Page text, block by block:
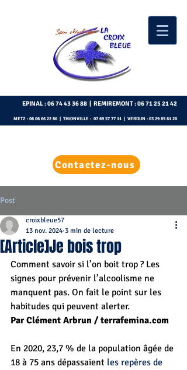
Contactez-nous
EPINAL :06 74 43 36 88 | REMIREMONT :06 71 25 21 42
METZ : 06 06 66 22 86| THIONVILLE : 07 69 57 77 11| VERDUN : 03 29 85 61 20
Post
[Article]Je bois trop
croixbleue57
13 nov. 2024 3 min de lecture
Comment savoir si l’on boit trop ? Les
signes pour prévenir l’alcoolisme ne
manquent pas. On fait le point sur les
habitudes qui peuvent alerter.
Par Clément Arbrun / terrafemina.com
En 2020, 23,7 % de la population âgée de
18 à 75 ans dépassaient les repères de